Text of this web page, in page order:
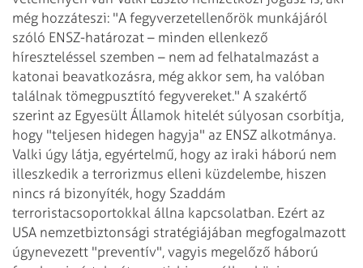
még hozzáteszi: "A fegyverzetellenőrök munkájáról
szóló ENSZ-határozat – minden ellenkező
híreszteléssel szemben – nem ad felhatalmazást a
katonai beavatkozásra, még akkor sem, ha valóban
találnak tömegpusztító fegyvereket." A szakértő
szerint az Egyesült Államok hitelét súlyosan csorbítja,
hogy "teljesen hidegen hagyja" az ENSZ alkotmánya.
Valki úgy látja, egyértelmű, hogy az iraki háború nem
illeszkedik a terrorizmus elleni küzdelembe, hiszen
nincs rá bizonyíték, hogy Szaddám
terroristacsoportokkal állna kapcsolatban. Ezért az
USA nemzetbiztonsági stratégiájában megfogalmazott
úgynevezett "preventív", vagyis megelőző háború